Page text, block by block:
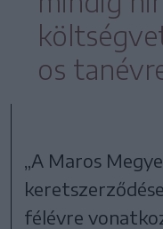
os
„A Maros
félévre